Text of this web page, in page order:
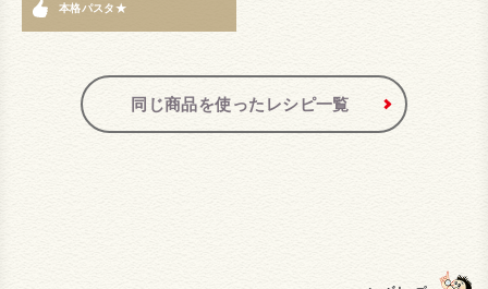
本格パスタ★
同じ商品を使ったレシピ一覧